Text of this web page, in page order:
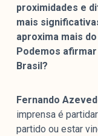
proximidades e
mais
aproxima mais
Podemos
Brasil?
Fernando
imprensa é
partido ou estar